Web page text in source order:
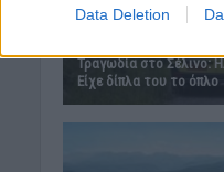
Data Deletion